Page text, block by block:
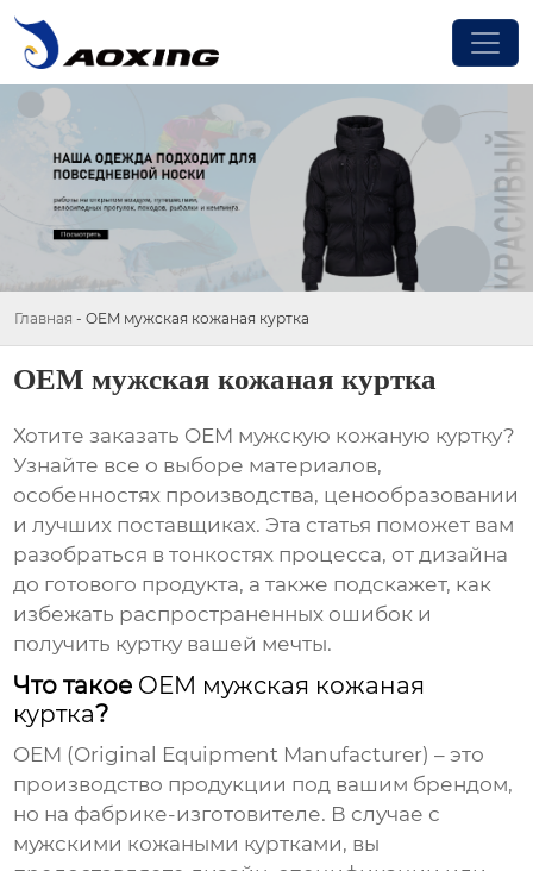
Главная - OEM мужская кожаная куртка
OEM мужская кожаная куртка
Хотите заказать OEM мужскую кожаную куртку?
Узнайте все о выборе материалов,
особенностях производства, ценообразовании
и лучших поставщиках. Эта статья поможет вам
разобраться в тонкостях процесса, от дизайна
до готового продукта, а также подскажет, как
избежать распространенных ошибок и
получить куртку вашей мечты.
Что такое OEM мужская кожаная
куртка?
OEM (Original Equipment Manufacturer) – это
производство продукции под вашим брендом,
но на фабрике-изготовителе. В случае с
мужскими кожаными куртками, вы